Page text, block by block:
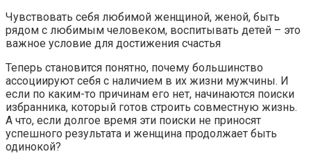
Чувствовать себя любимой женщиной, женой, быть
рядом с любимым человеком, воспитывать детей – это
важное условие для достижения счастья
Теперь становится понятно, почему большинство
ассоциируют себя с наличием в их жизни мужчины. И
если по каким-то причинам его нет, начинаются поиски
избранника, который готов строить совместную жизнь.
А что, если долгое время эти поиски не приносят
успешного результата и женщина продолжает быть
одинокой?